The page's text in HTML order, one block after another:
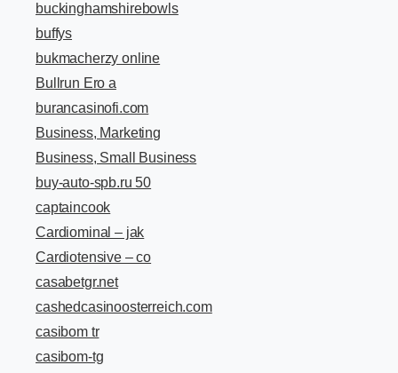
buckinghamshirebowls
buffys
bukmacherzy online
Bullrun Ero a
burancasinofi.com
Business, Marketing
Business, Small Business
buy-auto-spb.ru 50
captaincook
Cardiominal – jak
Cardiotensive – co
casabetgr.net
cashedcasinoosterreich.com
casibom tr
casibom-tg